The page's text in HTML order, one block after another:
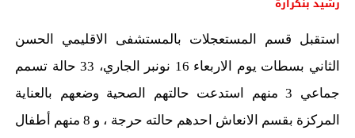
استقبل قسم المستعجلات بالمستشفى الاقليمي الحسن
الثاني بسطات يوم الاربعاء 16 نونبر الجاري، 33 حالة تسمم
جماعي 3 منهم استدعت حالتهم الصحية وضعهم بالعناية
المركزة بقسم الانعاش احدهم حالته حرجة ، و 8 منهم أطفال